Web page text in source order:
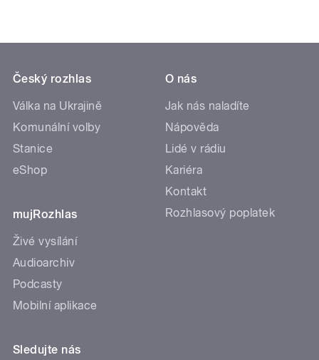
Český rozhlas
Válka na Ukrajině
Komunální volby
Stanice
eShop
mujRozhlas
Živé vysílání
Audioarchiv
Podcasty
Mobilní aplikace
O nás
Jak nás naladíte
Nápověda
Lidé v rádiu
Kariéra
Kontakt
Rozhlasový poplatek
Sledujte nás